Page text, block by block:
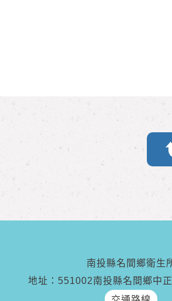
南投縣名間鄉衛生
地址：551002南投縣名間鄉中